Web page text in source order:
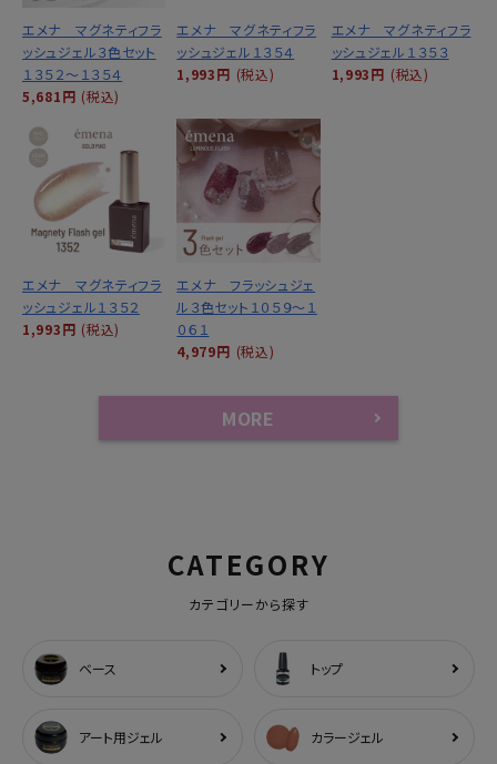
エメナ マグネティフラ
ッシュジェル３色セット
１３５２～１３５４
5,681円 (税込)
エメナ マグネティフラ
ッシュジェル１３５４
1,993円 (税込)
エメナ マグネティフラ
ッシュジェル１３５３
1,993円 (税込)
エメナ マグネティフラ
ッシュジェル１３５２
1,993円 (税込)
エメナ フラッシュジェ
ル３色セット１０５９～１
０６１
4,979円 (税込)
MORE
CATEGORY
カテゴリーから探す
ベース トップ
アート用ジェル カラージェル